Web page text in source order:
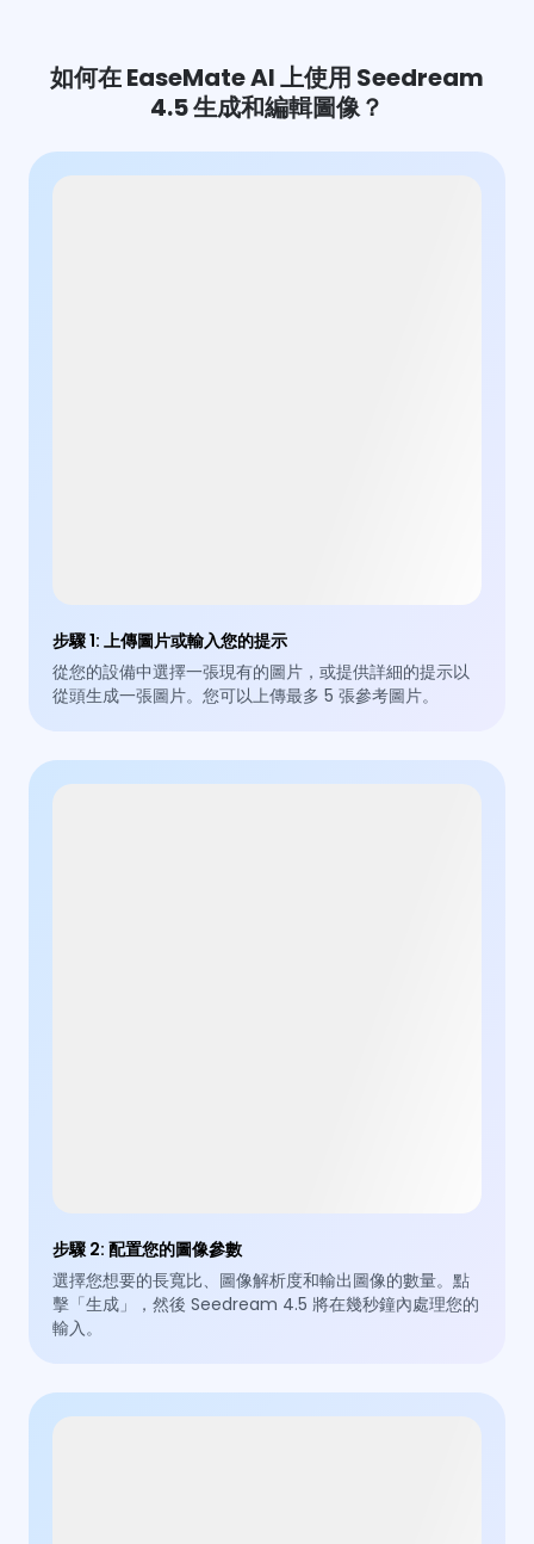
如何在 EaseMate AI 上使用 Seedream
4.5 生成和編輯圖像？
步驟 1:上傳圖片或輸入您的提示
從您的設備中選擇一張現有的圖片，或提供詳細的提示以
從頭生成一張圖片。您可以上傳最多 5 張參考圖片。
步驟 2:配置您的圖像參數
選擇您想要的長寬比、圖像解析度和輸出圖像的數量。點
擊「生成」，然後 Seedream 4.5 將在幾秒鐘內處理您的
輸入。